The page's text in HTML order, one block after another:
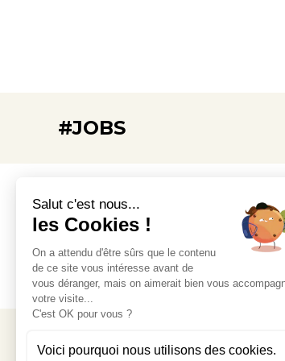
#JOBS
Salut c'est nous...
les Cookies !
On a attendu d'être sûrs que le contenu
de ce site vous intéresse avant de
vous déranger, mais on aimerait bien vous
votre visite...
C'est OK pour vous ?
Voici pourquoi nous utilisons des cookies.